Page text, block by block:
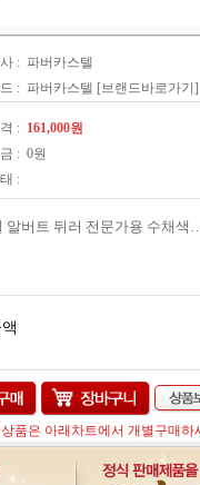
: 파버카스텔
: 파버카스텔 [브랜드바로가기]
: 161,000원
: 0원
:
파버카스텔 알버트 뒤러 전문가
품은 아래차트에서 개별구매하